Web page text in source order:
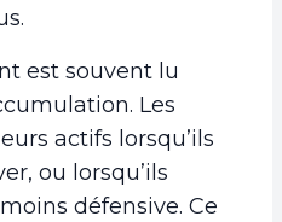
est souvent lu
Les
actifs lorsqu’ils
ou lorsqu’ils
défensive. Ce